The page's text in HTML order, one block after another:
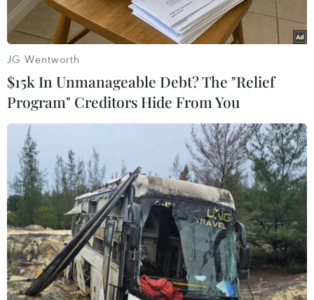
Tượng đài Cà Mau rực rỡ trong đêm 29 Tết. (Ảnh: Kim
Há/TTXVN)
Trước thời khắc Giao thừa thiêng liêng, thành
phố Cà Mau - thành phố cực Nam Tổ quốc đã
JG Wentworth
$15k In Unmanageable Debt? The "Relief
Program" Creditors Hide From You